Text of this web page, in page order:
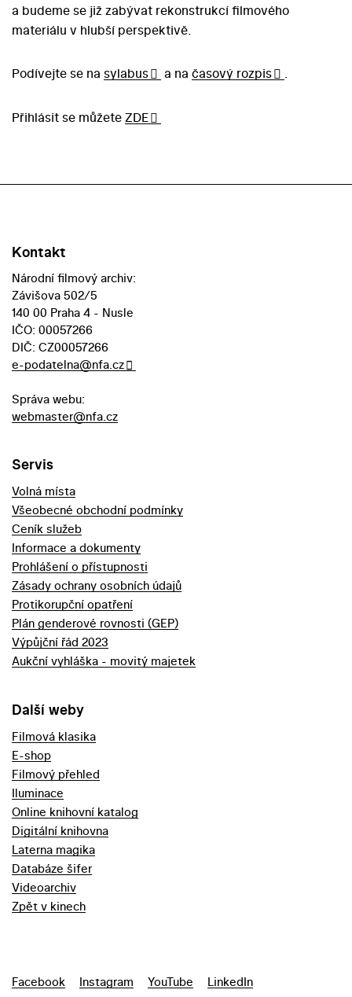
a budeme se již zabývat rekonstrukcí filmového
materiálu v hlubší perspektivě.
Podívejte se na sylabus a načasový rozpis .
Přihlásit se můžeteZDE
Kontakt
Národní filmový archiv:
Závišova 502/5
140 00 Praha 4 - Nusle
IČO: 00057266
DIČ: CZ00057266
e-podatelna@nfa.cz
Správa webu:
webmaster@nfa.cz
Servis
Volná místa
Všeobecné obchodní podmínky
Ceník služeb
Informace a dokumenty
Prohlášení o přístupnosti
Zásady ochrany osobních údajů
Protikorupční opatření
Plán genderové rovnosti (GEP)
Výpůjční řád 2023
Aukční vyhláška - movitý majetek
Další weby
Filmová klasika
E-shop
Filmový přehled
Iluminace
Online knihovní katalog
Digitální knihovna
Laterna magika
Databáze šifer
Videoarchiv
Zpět v kinech
Facebook Instagram YouTube LinkedIn